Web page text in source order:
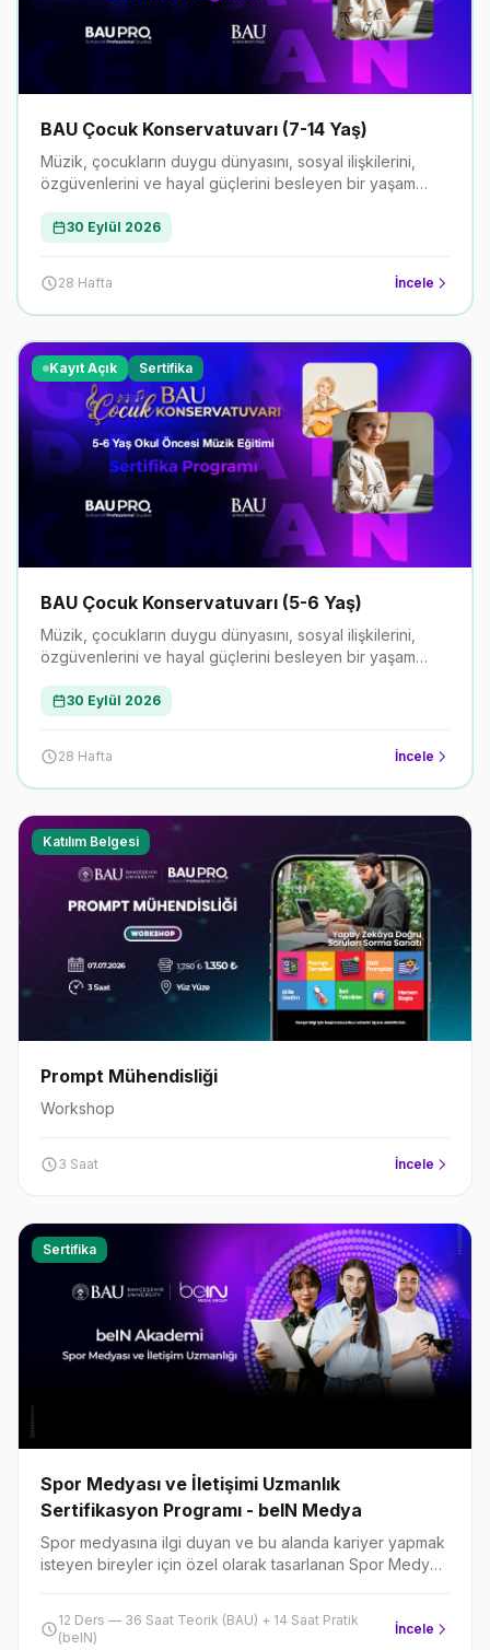
BAU Çocuk Konservatuvarı (7-14 Yaş)
Müzik, çocukların duygu dünyasını, sosyal ilişkilerini,
özgüvenlerini ve hayal güçlerini besleyen bir yaşam
çocukların gelecekte hangi alanda ilerleyeceklerine dair
sağlam bir temel oluşturur.
30 Eylül 2026
28 Hafta İncele
Kayıt Açık Sertifika
BAU Çocuk Konservatuvarı (5-6 Yaş)
Müzik, çocukların duygu dünyasını, sosyal ilişkilerini,
özgüvenlerini ve hayal güçlerini besleyen bir yaşam
çocukların gelecekte hangi alanda ilerleyeceklerine dair
sağlam bir temel oluşturur.
30 Eylül 2026
28 Hafta İncele
Katılım Belgesi
Prompt Mühendisliği
Workshop
3 Saat İncele
Sertifika
Spor Medyası ve İletişimi Uzmanlık
Sertifikasyon Programı - beIN Medya
Spor medyasına ilgi duyan ve bu alanda kariyer yapmak
isteyen bireyler için özel olarak tasarlanan Spor Medyası
ve deneyim kazandırmayı amaçlamaktadır.
12 Ders — 36 Saat Teorik (BAU) + 14 Saat Pratik
(beIN)
İncele